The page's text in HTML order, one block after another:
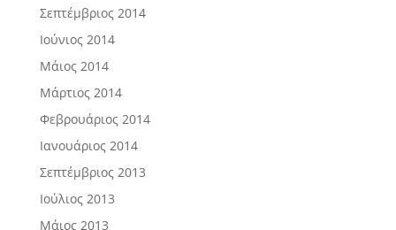
Σεπτέμβριος 2014
Ιούνιος 2014
Μάιος 2014
Μάρτιος 2014
Φεβρουάριος 2014
Ιανουάριος 2014
Σεπτέμβριος 2013
Ιούλιος 2013
Μάιος 2013